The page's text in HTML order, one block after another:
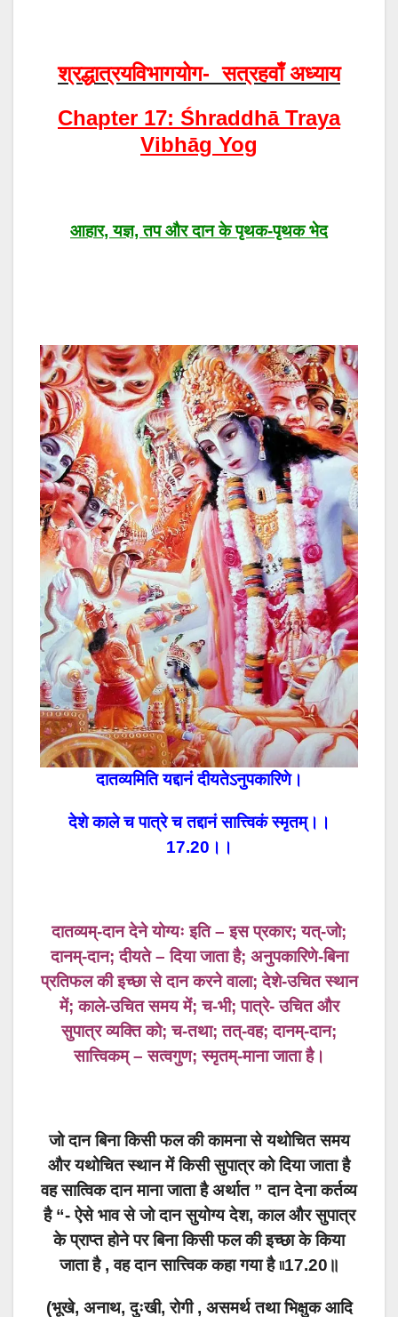
श्रद्धात्रयविभागयोग- सत्रहवाँ अध्याय
Chapter 17: Śhraddhā Traya
Vibhāg Yog
आहार, यज्ञ, तप और दान के पृथक-पृथक भेद
दातव्यमिति यद्दानं दीयतेऽनुपकारिणे।
देशे काले च पात्रे च तद्दानं सात्त्विकं स्मृतम्।।
17.20।।
दातव्यम्-दान देने योग्यः इति – इस प्रकार; यत्-जो;
दानम्-दान; दीयते – दिया जाता है; अनुपकारिणे-बिना
प्रतिफल की इच्छा से दान करने वाला; देशे-उचित स्थान
में; काले-उचित समय में; च-भी; पात्रे- उचित और
सुपात्र व्यक्ति को; च-तथा; तत्-वह; दानम्-दान;
सात्त्विकम् – सत्वगुण; स्मृतम्-माना जाता है।
जो दान बिना किसी फल की कामना से यथोचित समय
और यथोचित स्थान में किसी सुपात्र को दिया जाता है
वह सात्विक दान माना जाता है अर्थात ” दान देना कर्तव्य
है “- ऐसे भाव से जो दान सुयोग्य देश, काल और सुपात्र
के प्राप्त होने पर बिना किसी फल की इच्छा के किया
जाता है , वह दान सात्त्विक कहा गया है ৷৷17.20॥
(भूखे, अनाथ, दुःखी, रोगी , असमर्थ तथा भिक्षुक आदि